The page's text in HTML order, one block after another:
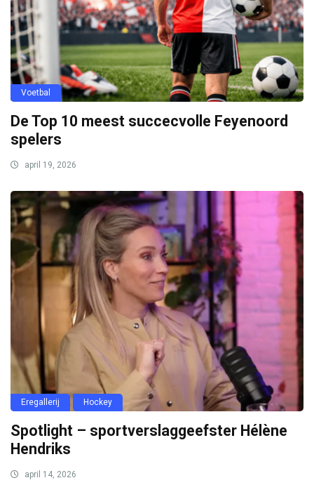
Voetbal
De Top 10 meest succecvolle Feyenoord
spelers
april 19, 2026
Eregallerij Hockey
Spotlight – sportverslaggeefster Hélène
Hendriks
april 14, 2026